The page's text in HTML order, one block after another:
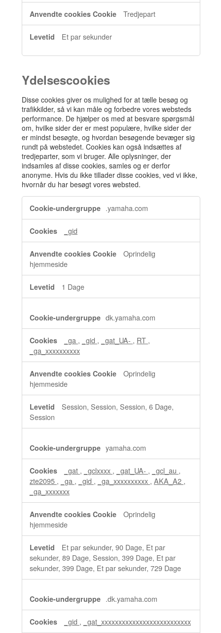
Tredjepart
Et par sekunder
Ydelsescookies
Disse cookies giver os mulighed for at tælle besøg og
trafikkilder, så vi kan måle og forbedre vores websteds
performance. De hjælper os med at besvare spørgsmål
om, hvilke sider der er mest populære, hvilke sider der
er mindst besøgte, og hvordan besøgende bevæger sig
rundt på webstedet. Cookies kan også indsættes af
tredjeparter, som vi bruger. Alle oplysninger, der
indsamles af disse cookies, samles og er derfor
anonyme. Hvis du ikke tillader disse cookies, ved vi ikke,
hvornår du har besøgt vores websted.
.yamaha.com
_gid
Oprindelig
hjemmeside
1 Dage
dk.yamaha.com
_ga , _gid , _gat_UA- , RT ,
_ga_xxxxxxxxxx
Oprindelig
hjemmeside
Session, Session, Session, 6 Dage,
Session
yamaha.com
_gat , _gclxxxx , _gat_UA- , _gcl_au ,
zte2095 , _ga , _gid , _ga_xxxxxxxxxx , AKA_A2 ,
_ga_xxxxxxx
Oprindelig
hjemmeside
Et par sekunder, 90 Dage, Et par
sekunder, 89 Dage, Session, 399 Dage, Et par
sekunder, 399 Dage, Et par sekunder, 729 Dage
.dk.yamaha.com
_gid , _gat_xxxxxxxxxxxxxxxxxxxxxxxxxx